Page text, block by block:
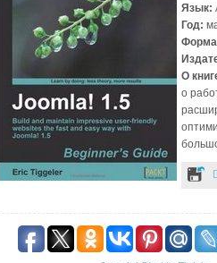
Язык:
Год:
О
о